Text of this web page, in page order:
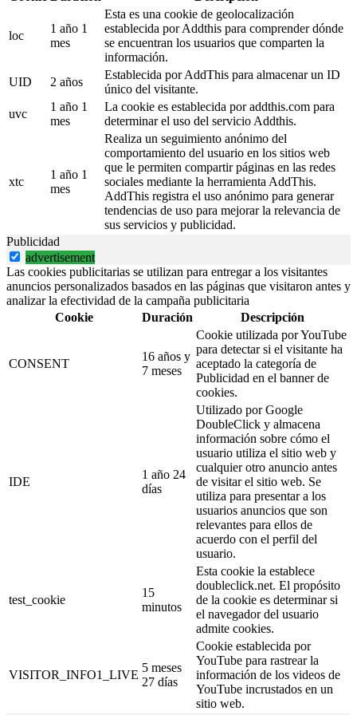
loc
1 año 1
mes
Esta es una cookie de geolocalización
establecida por Addthis para comprender dónde
se encuentran los usuarios que comparten la
información.
UID
2 años
Establecida por AddThis para almacenar un ID
único del visitante.
uvc
1 año 1
mes
La cookie es establecida por addthis.com para
determinar el uso del servicio Addthis.
xtc
1 año 1
mes
Realiza un seguimiento anónimo del
comportamiento del usuario en los sitios web
que le permiten compartir páginas en las redes
sociales mediante la herramienta AddThis.
AddThis registra el uso anónimo para generar
tendencias de uso para mejorar la relevancia de
sus servicios y publicidad.
Publicidad
advertisement
Las cookies publicitarias se utilizan para entregar a los visitantes
anuncios personalizados basados en las páginas que visitaron antes y
analizar la efectividad de la campaña publicitaria
Cookie
Duración Descripción
CONSENT
16 años y
7 meses
Cookie utilizada por YouTube
para detectar si el visitante ha
aceptado la categoría de
Publicidad en el banner de
cookies.
IDE
1 año 24
días
Utilizado por Google
DoubleClick y almacena
información sobre cómo el
usuario utiliza el sitio web y
cualquier otro anuncio antes
de visitar el sitio web. Se
utiliza para presentar a los
usuarios anuncios que son
relevantes para ellos de
acuerdo con el perfil del
usuario.
test_cookie
15
minutos
Esta cookie la establece
doubleclick.net. El propósito
de la cookie es determinar si
el navegador del usuario
admite cookies.
VISITOR_INFO1_LIVE
5 meses
27 días
Cookie establecida por
YouTube para rastrear la
información de los videos de
YouTube incrustados en un
sitio web.